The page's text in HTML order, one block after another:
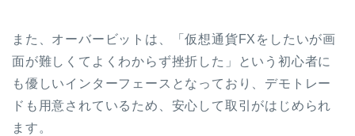
また、オーバービットは、「仮想通貨FXをしたいが画
面が難しくてよくわからず挫折した」という初心者に
も優しいインターフェースとなっており、デモトレー
ドも用意されているため、安心して取引がはじめられ
ます。